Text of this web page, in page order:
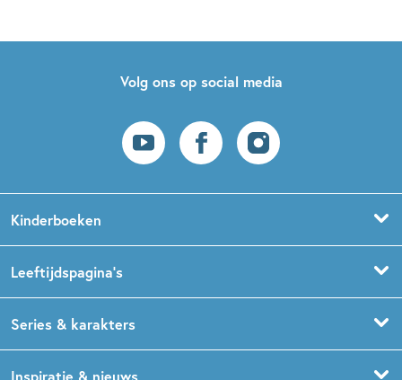
Volg ons op social media
Kinderboeken
Prentenboeken
Leeftijdspagina’s
Boekentips 1,5 - 3 jaar
Series & karakters